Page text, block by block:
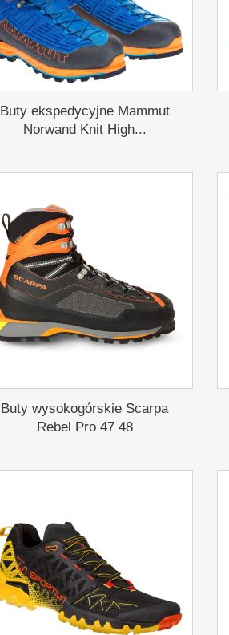
Buty ekspedycyjne Mammut
Norwand Knit High...
Buty wysokogórskie Scarpa
Rebel Pro 47 48